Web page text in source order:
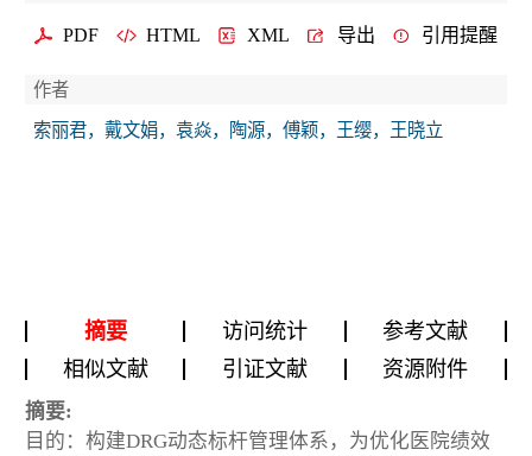
PDF HTML XML 导出 引用提醒
作者
索丽君，戴文娟，袁焱，陶源，傅颖，王缨，王晓立
摘要 访问统计
参考文献
相似文献
引证文献 资源附件
摘要:
目的：构建DRG动态标杆管理体系，为优化医院绩效